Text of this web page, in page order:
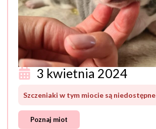
3 kwietnia 2024
Szczeniaki w tym miocie są niedostępne
Poznaj miot